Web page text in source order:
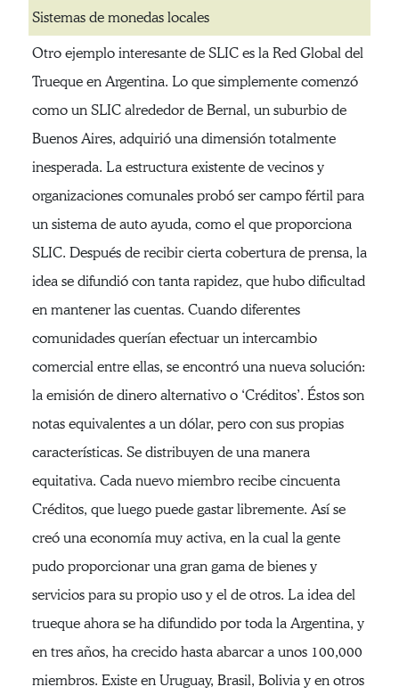
Sistemas de monedas locales
Otro ejemplo interesante de SLIC es la Red Global del
Trueque en Argentina. Lo que simplemente comenzó
como un SLIC alrededor de Bernal, un suburbio de
Buenos Aires, adquirió una dimensión totalmente
inesperada. La estructura existente de vecinos y
organizaciones comunales probó ser campo fértil para
un sistema de auto ayuda, como el que proporciona
SLIC. Después de recibir cierta cobertura de prensa, la
idea se difundió con tanta rapidez, que hubo dificultad
en mantener las cuentas. Cuando diferentes
comunidades querían efectuar un intercambio
comercial entre ellas, se encontró una nueva solución:
la emisión de dinero alternativo o ‘Créditos’. Éstos son
notas equivalentes a un dólar, pero con sus propias
características. Se distribuyen de una manera
equitativa. Cada nuevo miembro recibe cincuenta
Créditos, que luego puede gastar libremente. Así se
creó una economía muy activa, en la cual la gente
pudo proporcionar una gran gama de bienes y
servicios para su propio uso y el de otros. La idea del
trueque ahora se ha difundido por toda la Argentina, y
en tres años, ha crecido hasta abarcar a unos 100,000
miembros. Existe en Uruguay, Brasil, Bolivia y en otros